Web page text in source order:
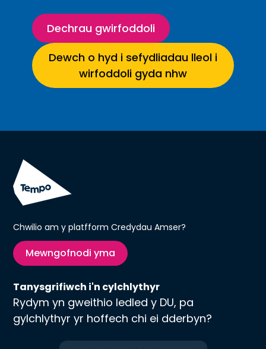
Dechrau gwirfoddoli
Dewch o hyd i sefydliadau lleol i
wirfoddoli gyda nhw
Chwilio am y platfform Credydau Amser?
Mewngofnodi yma
Tanysgrifiwch i'n cylchlythyr
Rydym yn gweithio ledled y DU, pa
gylchlythyr yr hoffech chi ei dderbyn?